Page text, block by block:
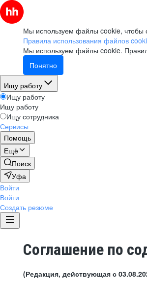
Мы используем файлы cookie, чтобы
Правила использования файлов
Мы используем файлы cookie.
Понятно
Ищу работу
Ищу работу
Ищу работу
Ищу сотрудника
Сервисы
Помощь
Ещё
Поиск
Уфа
Войти
Войти
Создать резюме
Соглашение по
(Редакция, действующая с